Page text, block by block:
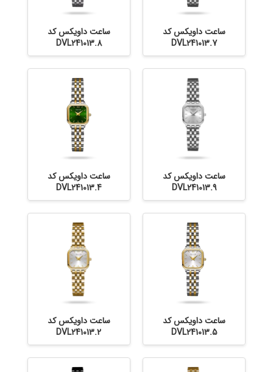
ساعت داویکس کد
DVL241013.7
ساعت داویکس کد
DVL241013.8
ساعت داویکس کد
DVL241013.9
ساعت داویکس کد
DVL241013.4
ساعت داویکس کد
DVL241013.5
ساعت داویکس کد
DVL241013.2